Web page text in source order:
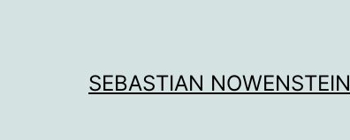
SEBASTIAN NOWENSTEIN